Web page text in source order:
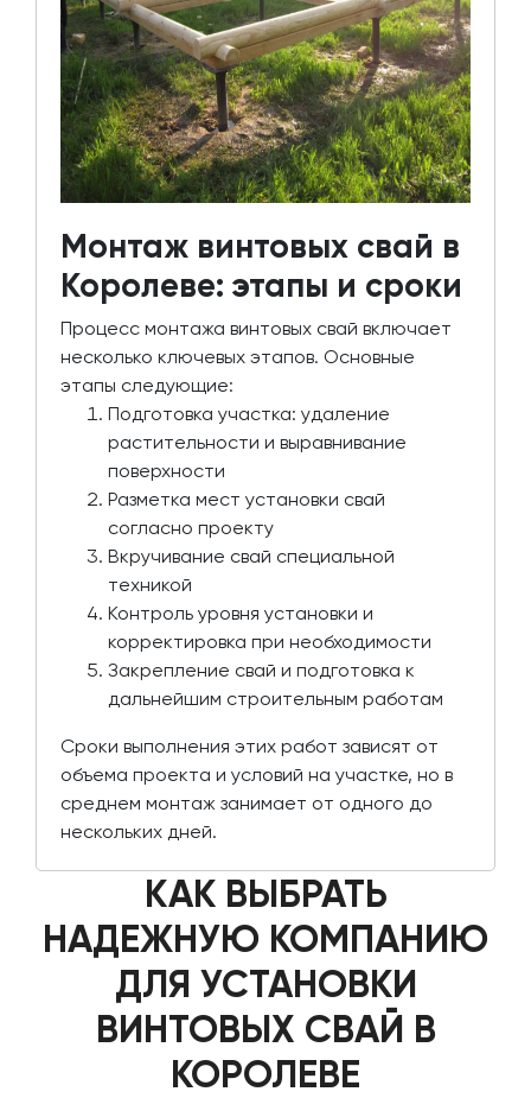
Монтаж винтовых свай в
Королеве: этапы и сроки
Процесс монтажа винтовых свай включает
несколько ключевых этапов. Основные
этапы следующие:
Подготовка участка: удаление
растительности и выравнивание
поверхности
Разметка мест установки свай
согласно проекту
Вкручивание свай специальной
техникой
Контроль уровня установки и
корректировка при необходимости
Закрепление свай и подготовка к
дальнейшим строительным работам
Сроки выполнения этих работ зависят от
объема проекта и условий на участке, но в
среднем монтаж занимает от одного до
нескольких дней.
КАК ВЫБРАТЬ
НАДЕЖНУЮ КОМПАНИЮ
ДЛЯ УСТАНОВКИ
ВИНТОВЫХ СВАЙ В
КОРОЛЕВЕ